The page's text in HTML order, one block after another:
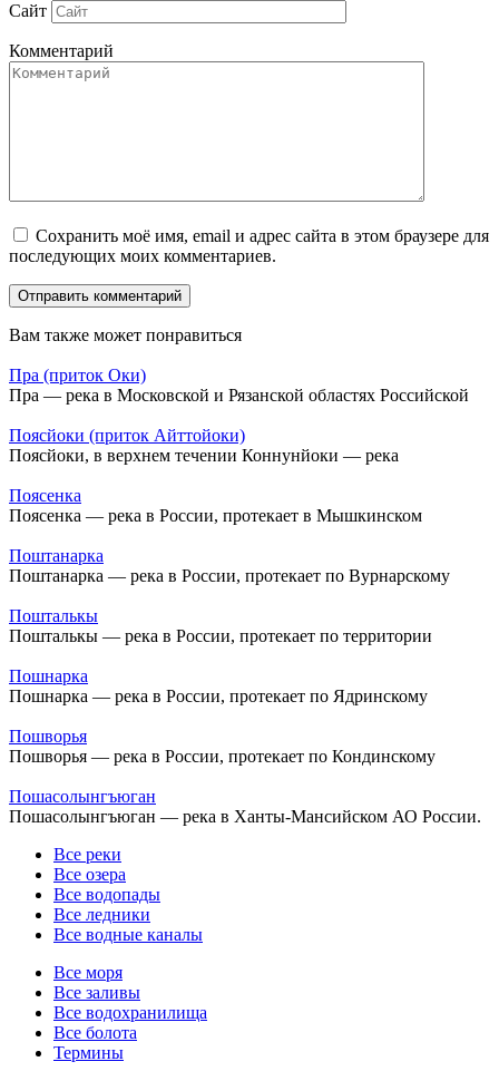
Сайт
Комментарий
Сохранить моё имя, email и адрес сайта в этом браузере для
последующих моих комментариев.
Вам также может понравиться
Пра (приток Оки)
Пра — река в Московской и Рязанской областях Российской
Поясйоки (приток Айттойоки)
Поясйоки, в верхнем течении Коннунйоки — река
Поясенка
Поясенка — река в России, протекает в Мышкинском
Поштанарка
Поштанарка — река в России, протекает по Вурнарскому
Пошталькы
Пошталькы — река в России, протекает по территории
Пошнарка
Пошнарка — река в России, протекает по Ядринскому
Пошворья
Пошворья — река в России, протекает по Кондинскому
Пошасолынгъюган
Пошасолынгъюган — река в Ханты-Мансийском АО России.
Все реки
Все озера
Все водопады
Все ледники
Все водные каналы
Все моря
Все заливы
Все водохранилища
Все болота
Термины